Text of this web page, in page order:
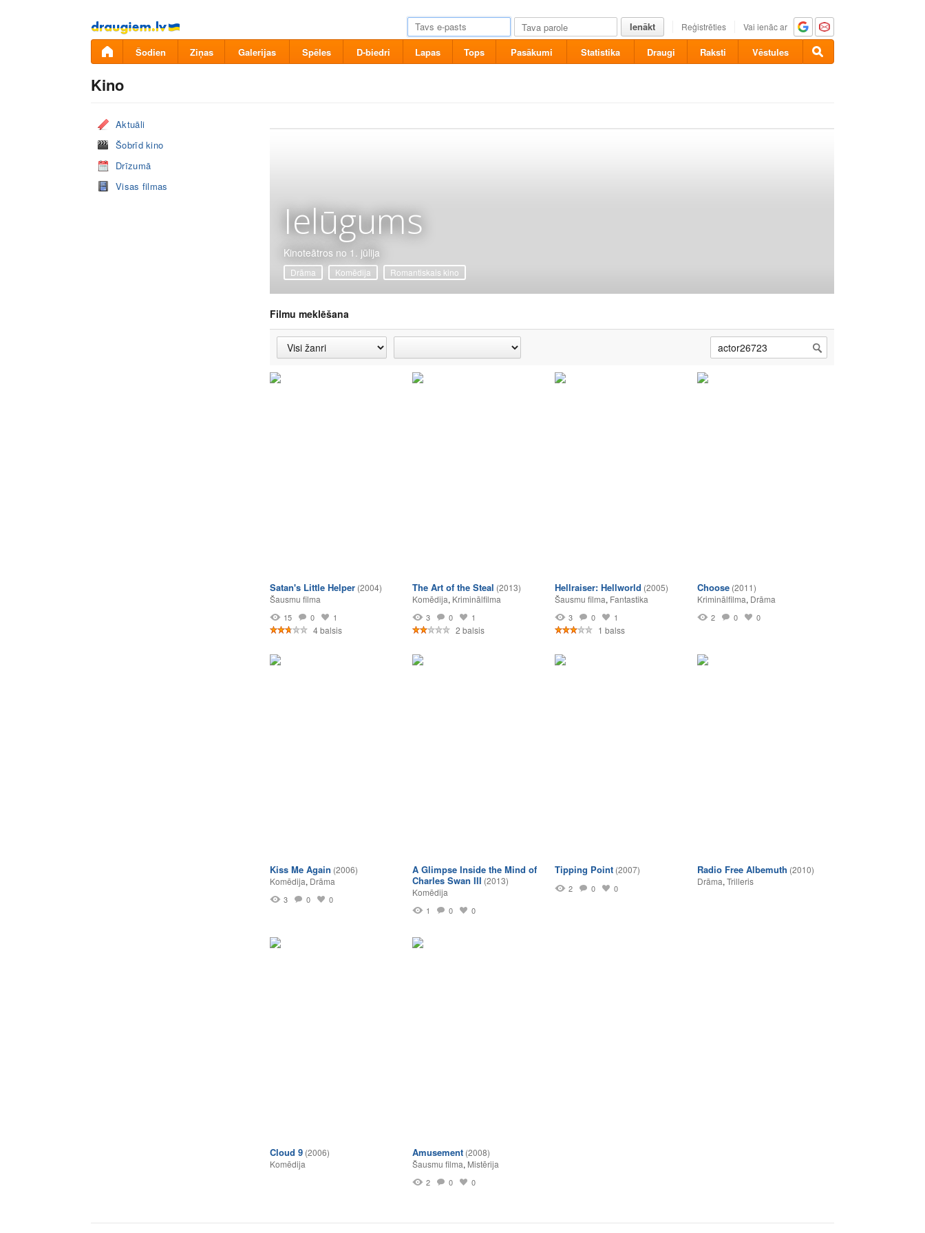
Pāriet
uz
saturu
Ienākt Reģistrēties Vai ienāc ar
Šodien Ziņas Galerijas Spēles D-biedri Lapas Tops Pasākumi Statistika Draugi Raksti Vēstules
Kino
Aktuāli
Šobrīd kino
Drīzumā
Visas filmas
Ielūgums
Kinoteātros no 1. jūlija
Drāma Komēdija Romantiskais kino
Filmu meklēšana
Satan's Little Helper (2004)
Šausmu filma
15 0 1
4 balsis
The Art of the Steal (2013)
Komēdija, Kriminālfilma
3 0 1
2 balsis
Hellraiser: Hellworld (2005)
Šausmu filma, Fantastika
3 0 1
1 balss
Choose (2011)
Kriminālfilma, Drāma
2 0 0
Kiss Me Again (2006)
Komēdija, Drāma
3 0 0
A Glimpse Inside the Mind of
Charles Swan III (2013)
Komēdija
1 0 0
Tipping Point (2007)
2 0 0
Radio Free Albemuth (2010)
Drāma, Trilleris
Cloud 9 (2006)
Komēdija
Amusement (2008)
Šausmu filma, Mistērija
2 0 0